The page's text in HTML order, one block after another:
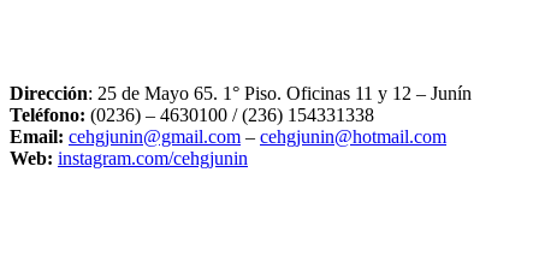
Dirección: 25 de Mayo 65. 1° Piso. Oficinas 11 y 12 – Junín
Teléfono: (0236) – 4630100 / (236) 154331338
Email: cehgjunin@gmail.com – cehgjunin@hotmail.com
Web: instagram.com/cehgjunin